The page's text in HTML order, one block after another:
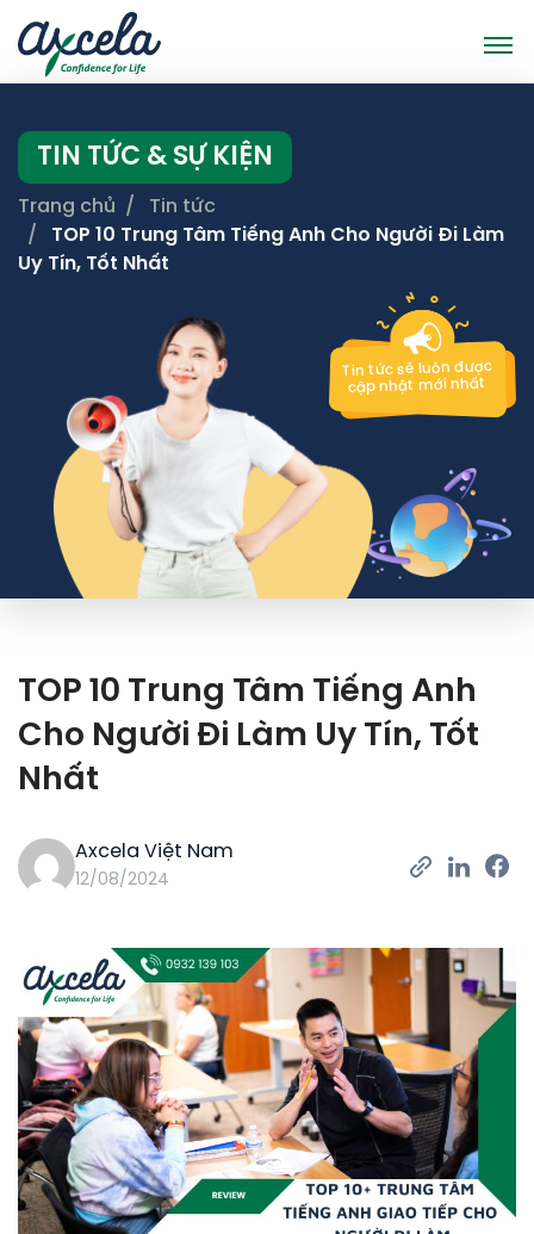
TIN TỨC & SỰ KIỆN
Trang chủ
Tin tức
TOP 10 Trung Tâm Tiếng Anh Cho Người Đi Làm
Uy Tín, Tốt Nhất
Tin tức sẽ luôn được
cập nhật mới nhất
TOP 10 Trung Tâm Tiếng Anh
Cho Người Đi Làm Uy Tín, Tốt
Nhất
Axcela Việt Nam
12/08/2024